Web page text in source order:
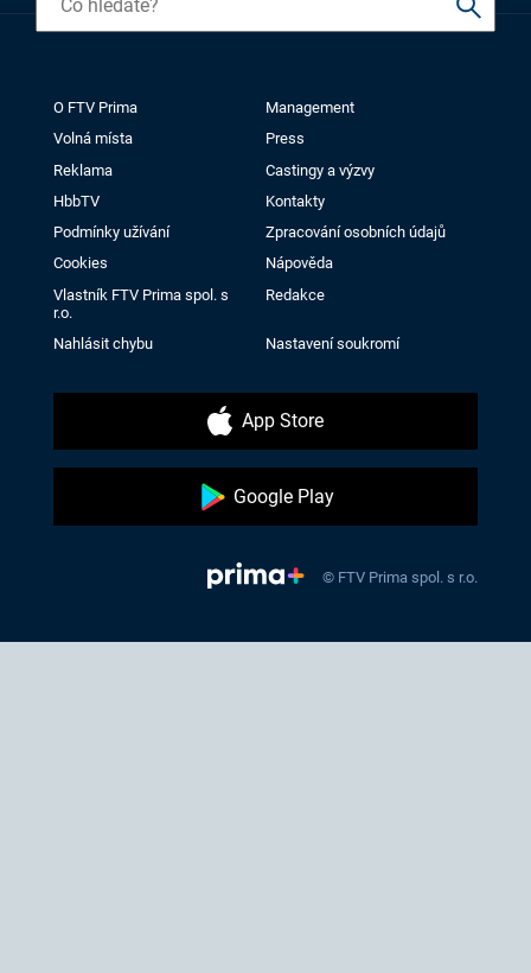
O FTV Prima
Management
Volná místa
Press
Reklama
Castingy a výzvy
HbbTV
Kontakty
Podmínky užívání
Zpracování osobních údajů
Cookies
Nápověda
Vlastník FTV Prima spol. s
r.o.
Redakce
Nahlásit chybu Nastavení soukromí
App Store
Google Play
© FTV Prima spol. s r.o.